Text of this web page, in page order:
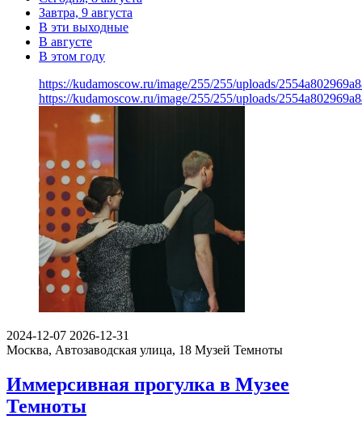
Завтра, 9 августа
В эти выходные
В августе
В этом году
https://kudamoscow.ru/image/255/255/uploads/
https://kudamoscow.ru/image/255/255/uploads/
2024-12-07 2026-12-31
Москва, Автозаводская улица, 18 Музей Темноты
Иммерсивная прогулка в Музее
Темноты